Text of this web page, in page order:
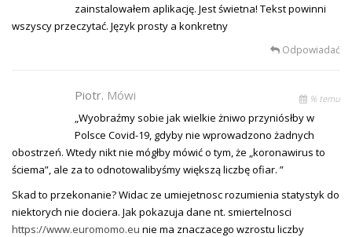
zainstalowałem aplikację. Jest świetna! Tekst powinni
wszyscy przeczytać. Język prosty a konkretny
Odpowiadać
Piotr. Mówi % temu
„Wyobraźmy sobie jak wielkie żniwo przyniósłby w
Polsce Covid-19, gdyby nie wprowadzono żadnych
obostrzeń. Wtedy nikt nie mógłby mówić o tym, że „koronawirus to
ściema”, ale za to odnotowalibyśmy większą liczbę ofiar. ”
Skad to przekonanie? Widac ze umiejetnosc rozumienia statystyk do
niektorych nie dociera. Jak pokazuja dane nt. smiertelnosci
https://www.euromomo.eu nie ma znaczacego wzrostu liczby